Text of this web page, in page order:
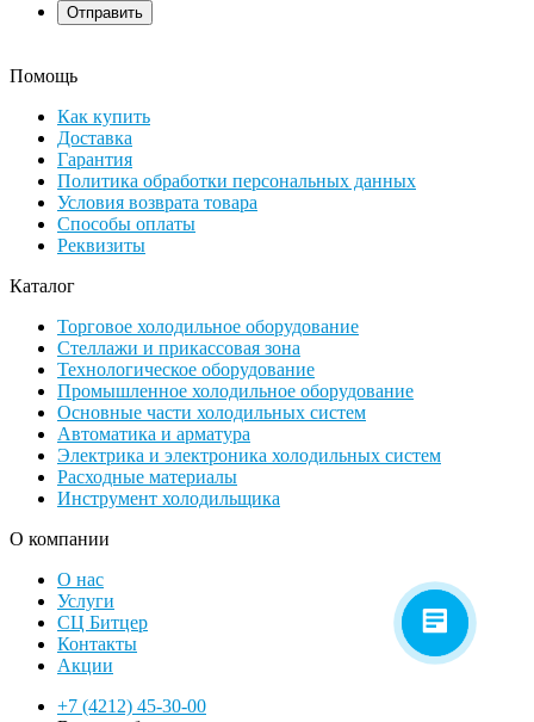
Помощь
Как купить
Доставка
Гарантия
Политика обработки персональных данных
Условия возврата товара
Способы оплаты
Реквизиты
Каталог
Торговое холодильное оборудование
Стеллажи и прикассовая зона
Технологическое оборудование
Промышленное холодильное оборудование
Основные части холодильных систем
Автоматика и арматура
Электрика и электроника холодильных систем
Расходные материалы
Инструмент холодильщика
О компании
О нас
Услуги
СЦ Битцер
Контакты
Акции
+7 (4212) 45-30-00